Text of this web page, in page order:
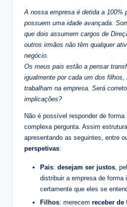
A nossa empresa é detida a 100%
possuem uma idade avançada.
que dois assumem cargos de
outros irmãos não têm qualquer
negócio.
Os meus pais estão a pensar
igualmente por cada um dos
trabalham na empresa. Será
implicações?
Não é possível responder de
complexa pergunta. Assim
apresentando as seguintes, entre
perspetivas:
Pais: desejam ser justos ,
distribuir a empresa de forma
certamente que eles se
Filhos: merecem receber de